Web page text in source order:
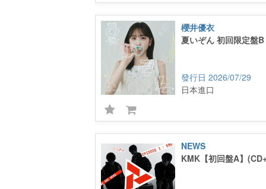
櫻井優衣
夏いぞん 初回限定盤
2026/07/29
日本進口
NEWS
KMK【初回盤A】